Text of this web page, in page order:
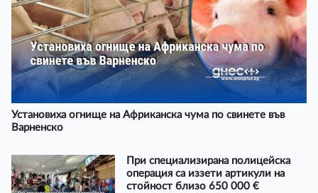
Установиха огнище на Африканска чума по свинете във
Варненско
При специализирана полицейска
операция са иззети артикули на
стойност близо 650 000 €